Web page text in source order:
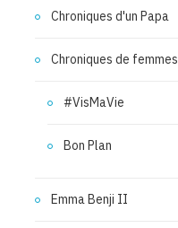
Chroniques d'un Papa
Chroniques de femmes
#VisMaVie
Bon Plan
Emma Benji II